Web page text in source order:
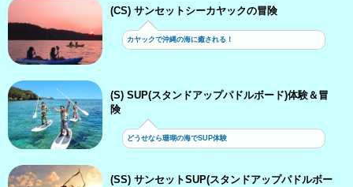
(CS) サンセットシーカヤックの冒険
カヤックで沖縄の海に癒される！
(S) SUP(スタンドアップパドルボード)体験＆冒
険
どうせなら珊瑚の海でSUP体験
(SS) サンセットSUP(スタンドアップパドルボー